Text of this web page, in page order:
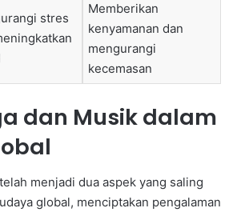
stres
Memberikan
kenyamanan dan
mengurangi
kecemasan
dan Musik dalam
menjadi dua aspek yang saling
global, menciptakan pengalaman